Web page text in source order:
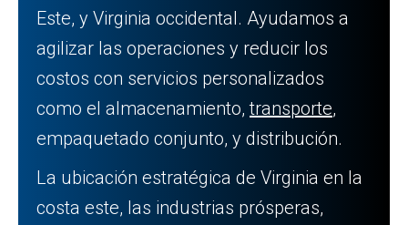
Este, y Virginia occidental. Ayudamos a
agilizar las operaciones y reducir los
costos con servicios personalizados
como el almacenamiento,transporte,
empaquetado conjunto, y distribución.
La ubicación estratégica de Virginia en la
costa este, las industrias prósperas,